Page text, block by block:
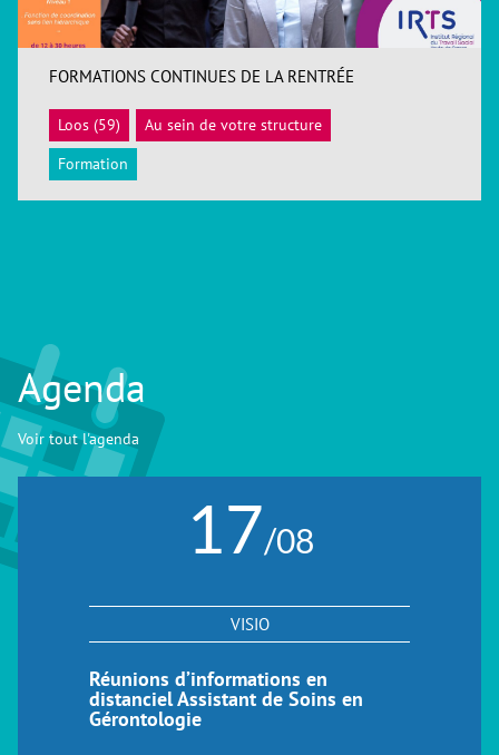
ACCÉDER
FORMATIONS CONTINUES DE LA RENTRÉE
Loos (59)
Au sein de votre structure
Formation
Agenda
Voir tout l'agenda
17/08
VISIO
Réunions d’informations en
distanciel Assistant de Soins en
Gérontologie